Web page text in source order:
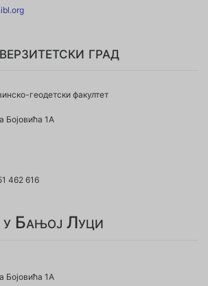
град
геодетски факултет
Бојовића 1A
462 616
у Бањој Луци
Бојовића 1А